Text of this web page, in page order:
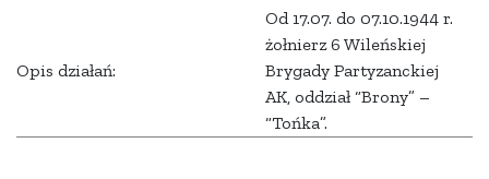
Opis działań:
Od 17.07. do 07.10.1944 r.
żołnierz 6 Wileńskiej
Brygady Partyzanckiej
AK, oddział “Brony” –
“Tońka”.